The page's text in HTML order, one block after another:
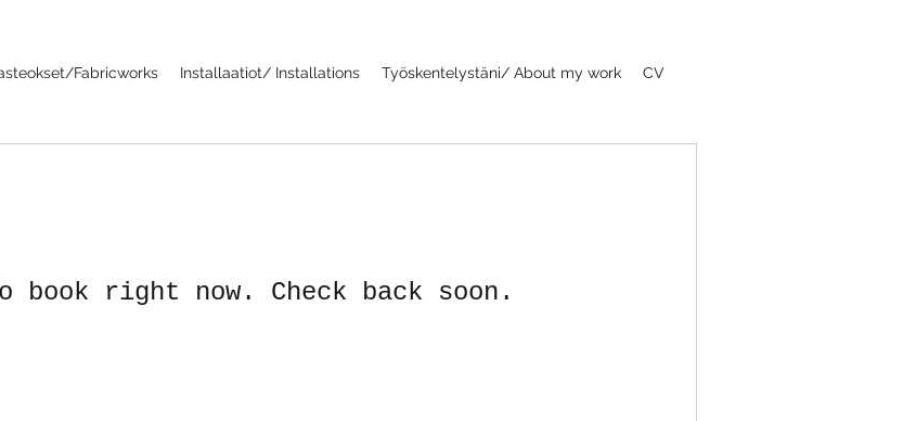
Fabricworks Installaatiot/ Installations Työskentelystäni/ About my work CV
book right now. Check back soon.